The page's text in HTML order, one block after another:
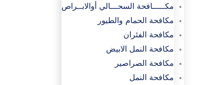
مكـــــافحة السحـــالي أوالابــراص
مكافحة الحمام والطيور
مكافحة الفئران
مكافحة النمل الابيض
مكافحة الصراصير
مكافحة النمل